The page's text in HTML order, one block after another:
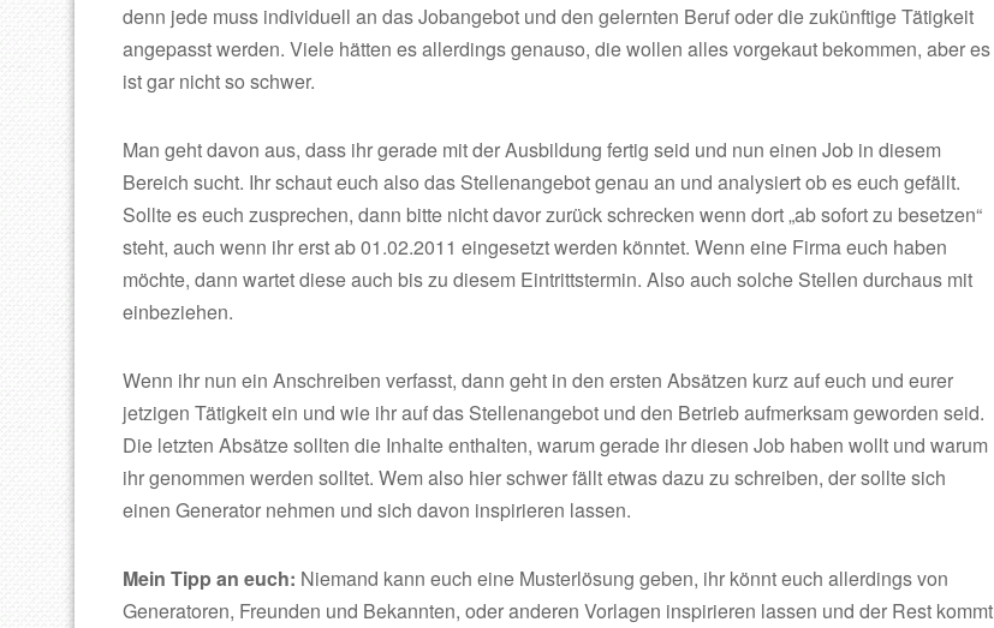
denn jede muss individuell an das Jobangebot und den gelernten Beruf oder die zukünftige Tätigkeit
angepasst werden. Viele hätten es allerdings genauso, die wollen alles vorgekaut bekommen, aber es
ist gar nicht so schwer.
Man geht davon aus, dass ihr gerade mit der Ausbildung fertig seid und nun einen Job in diesem
Bereich sucht. Ihr schaut euch also das Stellenangebot genau an und analysiert ob es euch gefällt.
Sollte es euch zusprechen, dann bitte nicht davor zurück schrecken wenn dort „ab sofort zu besetzen“
steht, auch wenn ihr erst ab 01.02.2011 eingesetzt werden könntet. Wenn eine Firma euch haben
möchte, dann wartet diese auch bis zu diesem Eintrittstermin. Also auch solche Stellen durchaus mit
einbeziehen.
Wenn ihr nun ein Anschreiben verfasst, dann geht in den ersten Absätzen kurz auf euch und eurer
jetzigen Tätigkeit ein und wie ihr auf das Stellenangebot und den Betrieb aufmerksam geworden seid.
Die letzten Absätze sollten die Inhalte enthalten, warum gerade ihr diesen Job haben wollt und warum
ihr genommen werden solltet. Wem also hier schwer fällt etwas dazu zu schreiben, der sollte sich
einen Generator nehmen und sich davon inspirieren lassen.
Mein Tipp an euch: Niemand kann euch eine Musterlösung geben, ihr könnt euch allerdings von
Generatoren, Freunden und Bekannten, oder anderen Vorlagen inspirieren lassen und der Rest kommt